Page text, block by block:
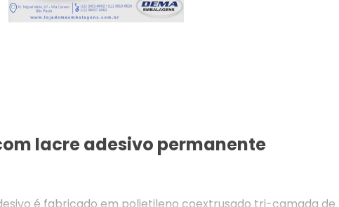
lacre adesivo permanente
é fabricado em polietileno coextrusado tri-camada de